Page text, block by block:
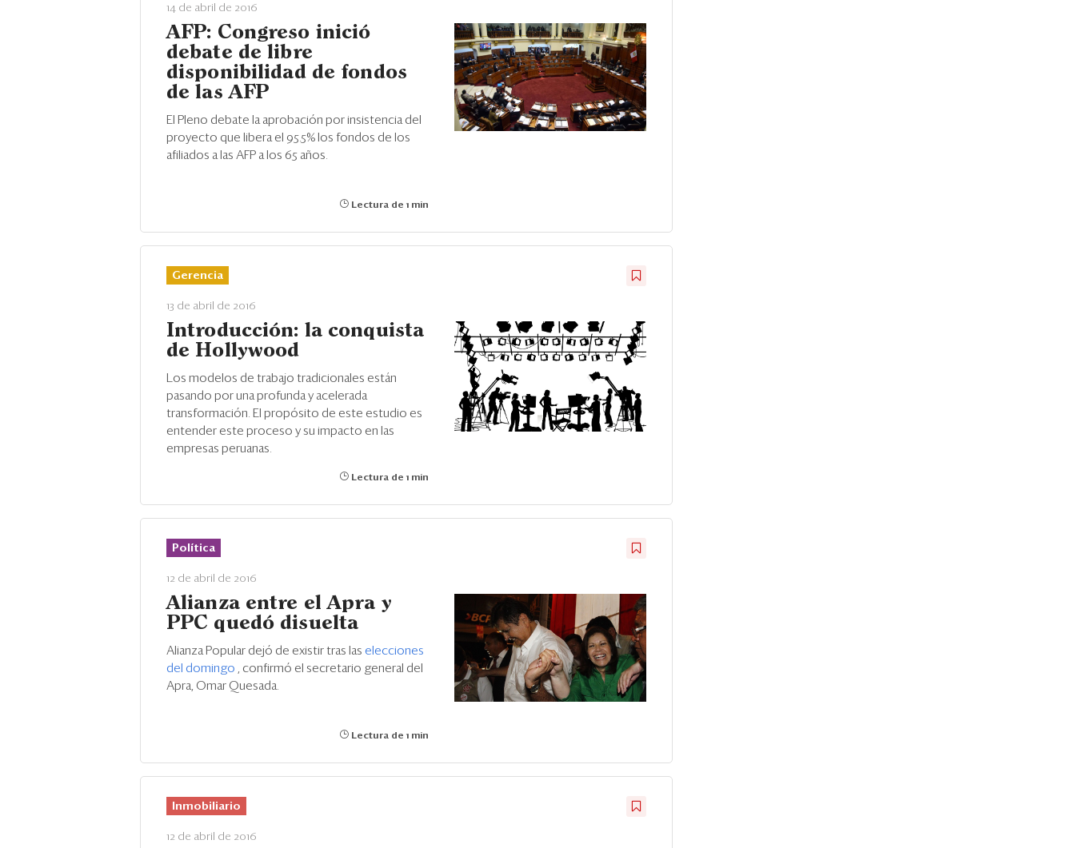
14 de abril de 2016
AFP: Congreso inició
debate de libre
disponibilidad de fondos
de las AFP
El Pleno debate la aprobación por insistencia del
proyecto que libera el 95.5% los fondos de los
afiliados a las AFP a los 65 años.
Lectura de 1 min
Gerencia
13 de abril de 2016
Introducción: la conquista
de Hollywood
Los modelos de trabajo tradicionales están
pasando por una profunda y acelerada
transformación. El propósito de este estudio es
entender este proceso y su impacto en las
empresas peruanas.
Lectura de 1 min
Política
12 de abril de 2016
Alianza entre el Apra y
PPC quedó disuelta
Alianza Popular dejó de existir tras las elecciones
del domingo , confirmó el secretario general del
Apra, Omar Quesada.
Lectura de 1 min
Inmobiliario
12 de abril de 2016